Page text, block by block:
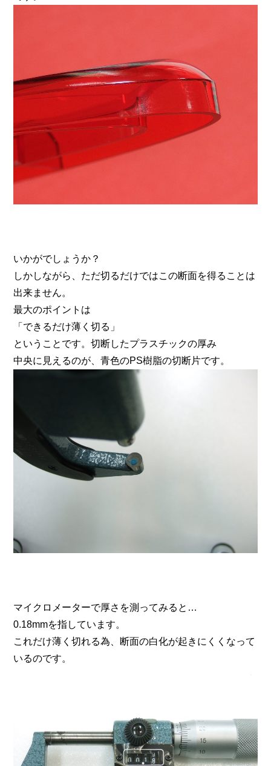
いかがでしょうか？
しかしながら、ただ切るだけではこの断面を得ることは
出来ません。
最大のポイントは
「できるだけ薄く切る」
ということです。切断したプラスチックの厚み
中央に見えるのが、青色のPS樹脂の切断片です。
マイクロメーターで厚さを測ってみると…
0.18mmを指しています。
これだけ薄く切れる為、断面の白化が起きにくくなって
いるのです。